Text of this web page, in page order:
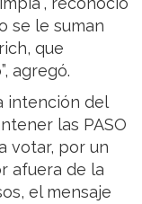
se le suman
que
agregó.
intención del
las PASO
votar, por un
afuera de la
el mensaje